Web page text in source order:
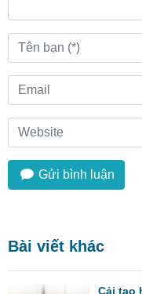
Gửi bình luận
Bài viết khác
Cải tạo